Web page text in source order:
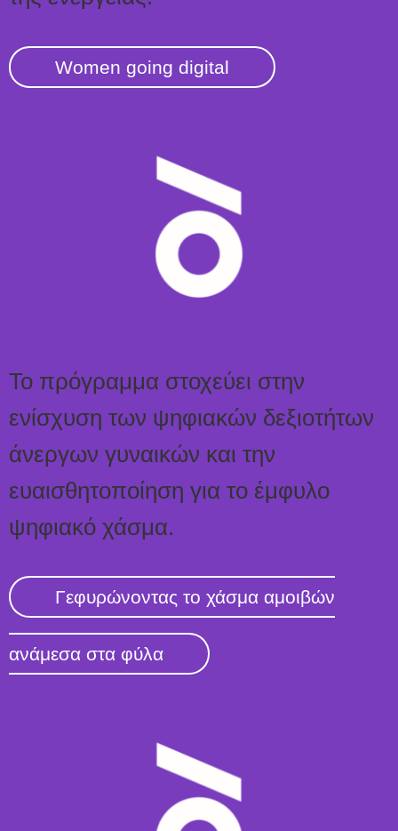
Women going digital
Το πρόγραμμα στοχεύει στην
ενίσχυση των ψηφιακών δεξιοτήτων
άνεργων γυναικών και την
ευαισθητοποίηση για το έμφυλο
ψηφιακό χάσμα.
Γεφυρώνοντας το χάσμα αμοιβών
ανάμεσα στα φύλα